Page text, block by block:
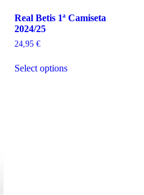
Real Betis 1ª Camiseta
2024/25
24,95 €
Select options